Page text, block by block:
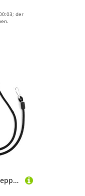
der
Wdbild 2pcs Elastischer Stepper Pull Seil Expander Mit Handgriff Für Krafttraining Und Fitness Muskeltoning Für Fitnessstudio